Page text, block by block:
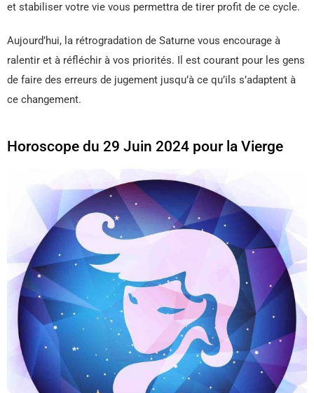
et stabiliser votre vie vous permettra de tirer profit de ce cycle.
Aujourd’hui, la rétrogradation de Saturne vous encourage à
ralentir et à réfléchir à vos priorités. Il est courant pour les gens
de faire des erreurs de jugement jusqu’à ce qu’ils s’adaptent à
ce changement.
Horoscope du 29 Juin 2024 pour la Vierge